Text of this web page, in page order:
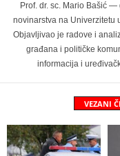
Prof. dr. sc. Mario Bašić
novinarstva na Univerzitetu
Objavljivao je radove i
građana i političke
informacija i
VEZANI